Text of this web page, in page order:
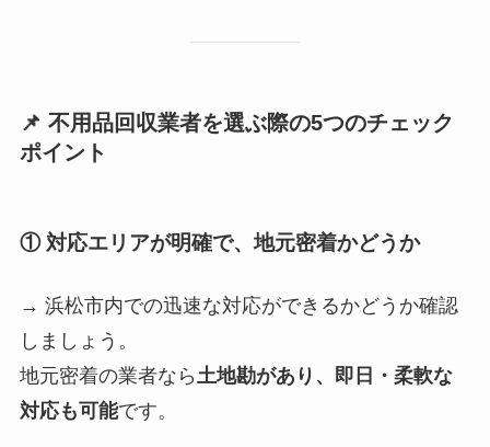
📌 不用品回収業者を選ぶ際の5つのチェック
ポイント
① 対応エリアが明確で、地元密着かどうか
→ 浜松市内での迅速な対応ができるかどうか確認
しましょう。
地元密着の業者なら土地勘があり、即日・柔軟な
対応も可能です。